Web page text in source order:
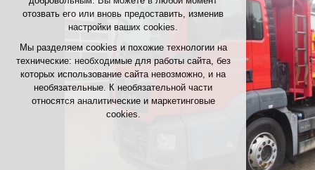
отозвать его или вновь предоставить, изменив
настройки ваших cookies.
Мы разделяем cookies и похожие технологии на
технические: необходимые для работы сайта, без
которых использование сайта невозможно, и на
необязательные. К необязательной части
относятся аналитические и маркетинговые
cookies.